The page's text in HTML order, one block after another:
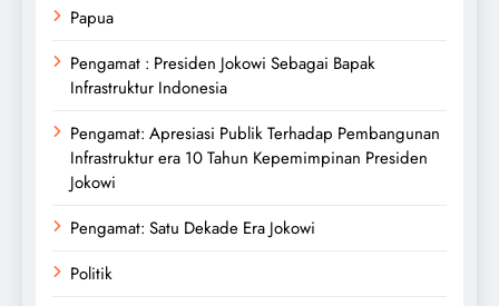
Papua
Pengamat : Presiden Jokowi Sebagai Bapak
Infrastruktur Indonesia
Pengamat: Apresiasi Publik Terhadap Pembangunan
Infrastruktur era 10 Tahun Kepemimpinan Presiden
Jokowi
Pengamat: Satu Dekade Era Jokowi
Politik